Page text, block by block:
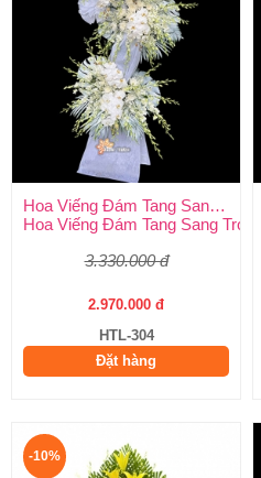
Hoa Viếng Đám Tang Sang Trọng
Hoa Viếng Đám Tang Sang
3.330.000 đ
2.970.000 đ
HTL-304
Đặt hàng
-10%